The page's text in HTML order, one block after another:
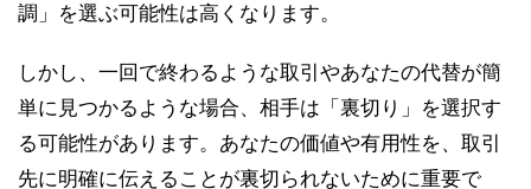
調」を選ぶ可能性は高くなります。
しかし、一回で終わるような取引やあなたの代替が簡
単に見つかるような場合、相手は「裏切り」を選択す
る可能性があります。あなたの価値や有用性を、取引
先に明確に伝えることが裏切られないために重要で